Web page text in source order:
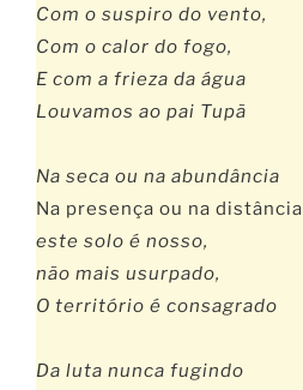
Com o suspiro do vento,
Com o calor do fogo,
E com a frieza da água
Louvamos ao pai Tupã
Na seca ou na abundância
Na presença ou na distância
este solo é nosso,
não mais usurpado,
O território é consagrado
Da luta nunca fugindo